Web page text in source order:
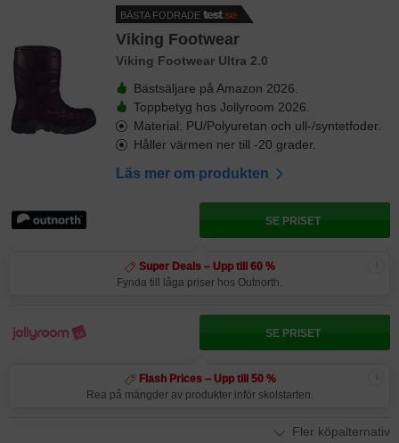
BÄSTA FODRADE
Viking Footwear
Viking Footwear Ultra 2.0
Bästsäljare på Amazon 2026.
Toppbetyg hos Jollyroom 2026.
Material: PU/Polyuretan och ull-/syntetfoder.
Håller värmen ner till -20 grader.
Läs mer om produkten
SE PRISET
i
Super Deals – Upp till 60 %
Fynda till låga priser hos Outnorth.
SE PRISET
i
Flash Prices – Upp till 50 %
Rea på mängder av produkter inför skolstarten.
Fler köpalternativ